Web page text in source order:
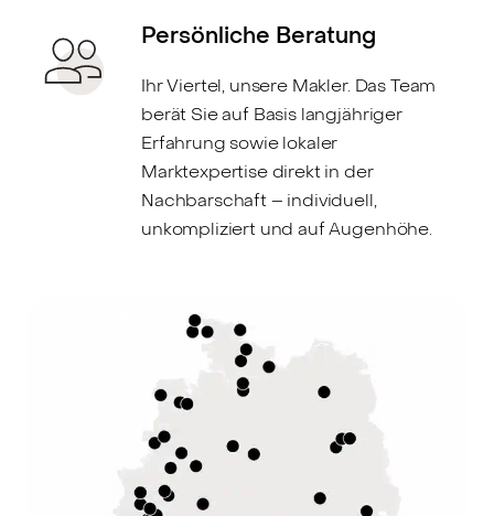
Persönliche Beratung
Ihr Viertel, unsere Makler. Das Team
berät Sie auf Basis langjähriger
Erfahrung sowie lokaler
Marktexpertise direkt in der
Nachbarschaft – individuell,
unkompliziert und auf Augenhöhe.